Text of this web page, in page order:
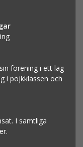
förening i ett lag
i pojkklassen och
I samtliga